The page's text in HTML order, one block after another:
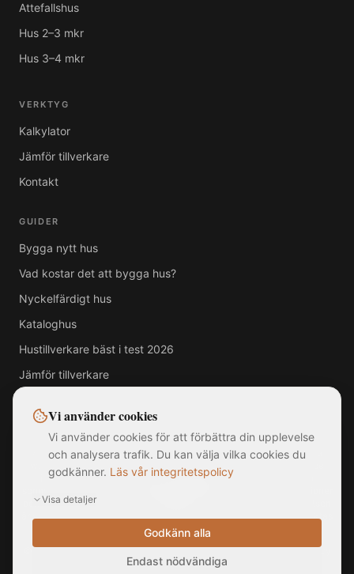
Attefallshus
Hus 2–3 mkr
Hus 3–4 mkr
VERKTYG
Kalkylator
Jämför tillverkare
Kontakt
GUIDER
Bygga nytt hus
Vad kostar det att bygga hus?
Nyckelfärdigt hus
Kataloghus
Hustillverkare bäst i test 2026
Jämför tillverkare
Alla varumärken, logotyper och företagsnamn som visas på denna
webbplats tillhör respektive ägare. MittNyaHus.se är en oberoende
jämförelsetjänst utan officiell koppling till, samarbete med eller
och kan avvika från faktiska produkter. Informationen på webbplatsen
är sammanställd från offentligt tillgängliga källor och ska inte betraktas
som rådgivning.
©2026MittNyaHus.se — Alla rättigheter förbehållna|Integritetspolicy
Vi använder cookies
Vi använder cookies för att förbättra din upplevelse
och analysera trafik. Du kan välja vilka cookies du
godkänner. Läs vår integritetspolicy
Visa detaljer
Godkänn alla
Endast nödvändiga